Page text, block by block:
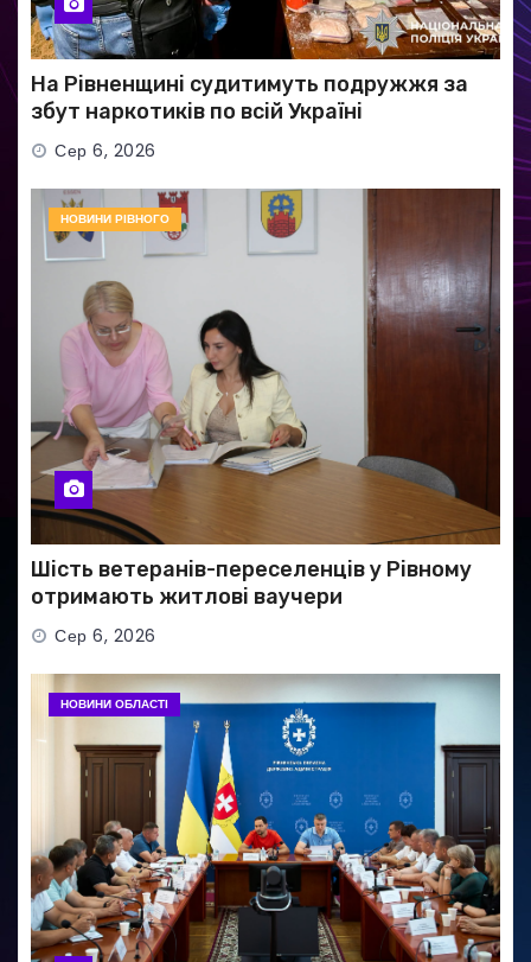
На Рівненщині судитимуть подружжя за
збут наркотиків по всій Україні
Сер 6, 2026
НОВИНИ РІВНОГО
Шість ветеранів-переселенців у Рівному
отримають житлові ваучери
Сер 6, 2026
НОВИНИ ОБЛАСТІ